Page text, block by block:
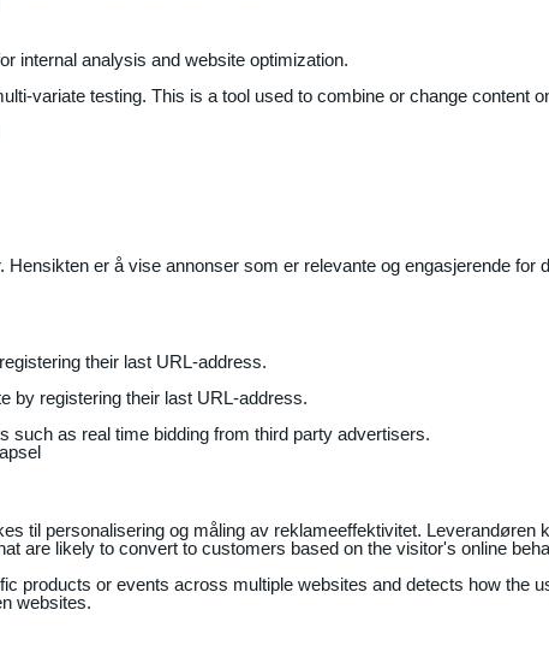
internal analysis and website optimization.
variate testing. This is a tool used to combine or change content
er å vise annonser som er relevante og engasjerende for
their last URL-address.
by registering their last URL-address.
such as real time bidding from third party advertisers.
til personalisering og måling av reklameeffektivitet. Leverandøren
are likely to convert to customers based on the visitor's online
products or events across multiple websites and detects how the
websites.